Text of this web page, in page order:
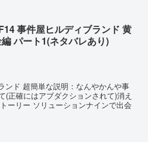
事件屋ヒルディブランド 黄
パート1(ネタバレあり)
ンド 超簡単な説明：なんやかんや事
(正確にはアブダクションされて)消え
ーリー ソリューションナインで出会